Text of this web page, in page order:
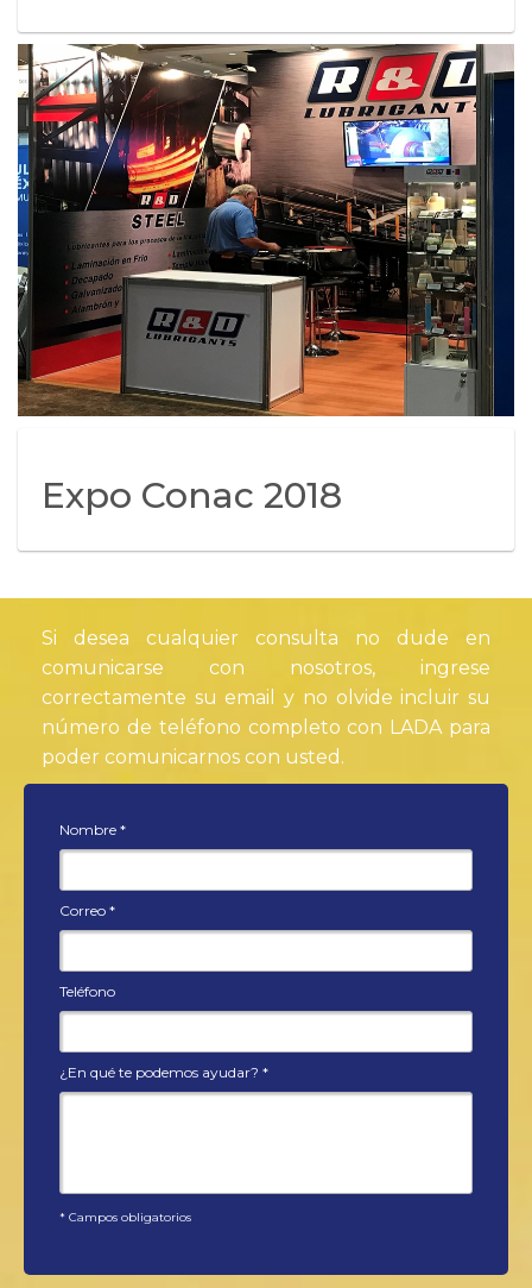
Expo Conac 2018
Si desea cualquier consulta no dude en
comunicarse con nosotros, ingrese
correctamente su email y no olvide incluir su
número de teléfono completo con LADA para
poder comunicarnos con usted.
Nombre *
Correo *
Teléfono
¿En qué te podemos ayudar? *
* Campos obligatorios